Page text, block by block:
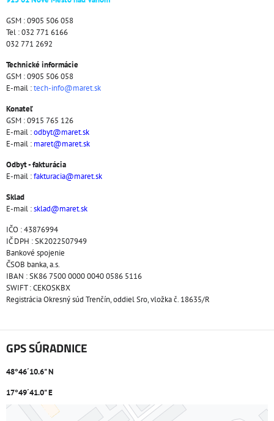
GSM : 0905 506 058
Tel : 032 771 6166
032 771 2692
Technické informácie
GSM : 0905 506 058
E-mail :tech-info@maret.sk
Konateľ
GSM : 0915 765 126
E-mail :odbyt@maret.sk
E-mail : maret@maret.sk
Odbyt - fakturácia
E-mail :fakturacia@maret.sk
Sklad
E-mail :sklad@maret.sk
IČO : 43876994
IČ DPH : SK2022507949
Bankové spojenie
ČSOB banka, a.s.
IBAN : SK86 7500 0000 0040 0586 5116
SWIFT : CEKOSKBX
Registrácia Okresný súd Trenčín, oddiel Sro, vložka č. 18635/R
GPS SÚRADNICE
48°46´10.6" N
17°49´41.0" E